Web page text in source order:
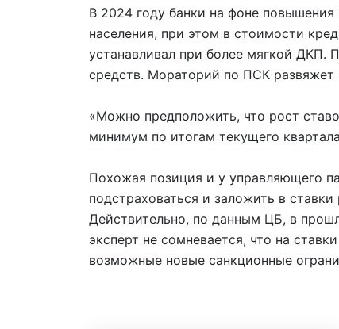
В 2024 году банки на фоне
населения, при этом в стоимости
устанавливал при более мягкой ДКП.
средств. Мораторий по ПСК развяжет
«Можно предположить, что рост
минимум по итогам текущего
Похожая позиция и у управляющего
подстраховаться и заложить в
Действительно, по данным ЦБ, в
эксперт не сомневается, что на
возможные новые санкционные